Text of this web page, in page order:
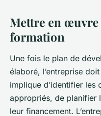
Mettre en œuvre
formation
Une fois le plan de
élaboré, l’entreprise
implique d’identifier les
appropriés, de planifier
leur financement.